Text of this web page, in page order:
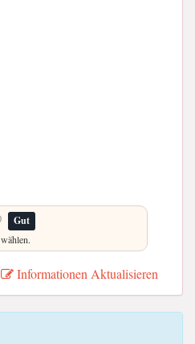
Gut
wählen.
Informationen Aktualisieren